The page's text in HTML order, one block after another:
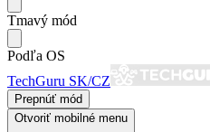
Tmavý mód
Podľa OS
TechGuru SK/CZ
Prepnúť mód
Otvoriť mobilné menu